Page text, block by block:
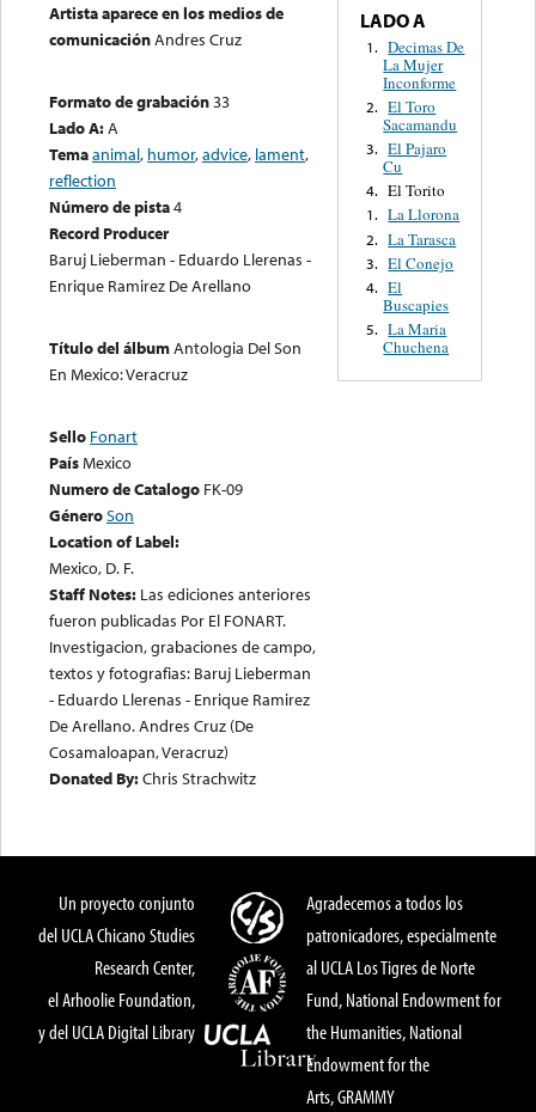
Artista aparece en los medios de
comunicaciónAndres Cruz
Formato de grabación33
Lado A:A
Temaanimal, humor,advice, lament,
reflection
Número de pista4
Record Producer
Baruj Lieberman - Eduardo Llerenas -
Enrique Ramirez De Arellano
Título del álbumAntologia Del Son
En Mexico: Veracruz
Sello Fonart
PaísMexico
Numero de Catalogo FK-09
GéneroSon
Location of Label:
Mexico, D. F.
Staff Notes: Las ediciones anteriores
fueron publicadas Por El FONART.
Investigacion, grabaciones de campo,
textos y fotografias: Baruj Lieberman
- Eduardo Llerenas - Enrique Ramirez
De Arellano. Andres Cruz (De
Cosamaloapan, Veracruz)
Donated By:Chris Strachwitz
LADO A
1. Decimas De
La Mujer
Inconforme
2. El Toro
Sacamandu
3. El Pajaro
Cu
4. El Torito
1. La Llorona
2. La Tarasca
3. El Conejo
4. El
Buscapies
5. La Maria
Chuchena
Un proyecto conjunto
del UCLA Chicano Studies
Research Center,
el Arhoolie Foundation,
y del UCLA Digital Library
Agradecemos a todos los
patronicadores, especialmente
al UCLA Los Tigres de Norte
Fund, National Endowment for
the Humanities, National
Endowment for the
Arts, GRAMMY